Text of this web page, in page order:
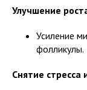
Улучшение
Усиление
фолликулы.
Снятие стресса